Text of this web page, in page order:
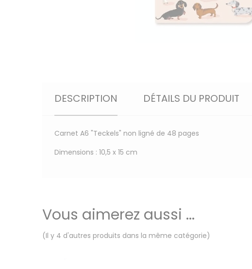
DESCRIPTION DÉTAILS DU PRODUIT
Carnet A6 "Teckels" non ligné de 48 pages
Dimensions : 10,5 x 15 cm
Vous aimerez aussi ...
(Il y 4 d'autres produits dans la même catégorie)